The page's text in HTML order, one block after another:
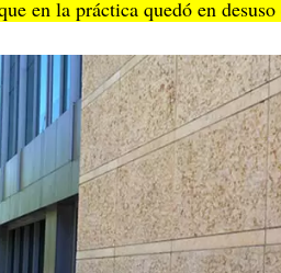
en la práctica quedó en